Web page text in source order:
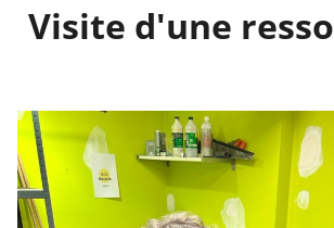
Visite d'une